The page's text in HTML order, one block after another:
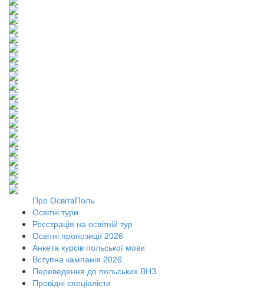
Про ОсвітаПоль
Освітні тури
Реєстрація на освітній тур
Освітні пропозиції 2026
Анкета курсів польської мови
Вступна кампанія 2026
Переведення до польських ВНЗ
Провідні спеціалісти